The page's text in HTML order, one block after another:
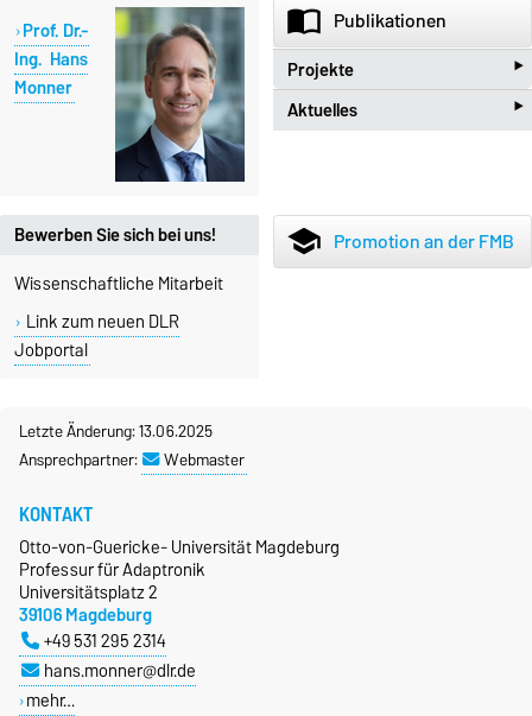
Prof. Dr.-
Ing. Hans
Monner
import_contacts Publikationen
Aktuelles ‣
Projekte ‣
beenhere Projekte
school Promotion an der FMB
Bewerben Sie sich bei uns!
Wissenschaftliche Mitarbeit
Link zum neuen DLR
Jobportal
Letzte Änderung: 13.06.2025
Ansprechpartner:
Webmaster
KONTAKT
Otto-von-Guericke- Universität Magdeburg
Professur für Adaptronik
Universitätsplatz 2
39106 Magdeburg
+49 531 295 2314
hans.monner@dlr.de
mehr…